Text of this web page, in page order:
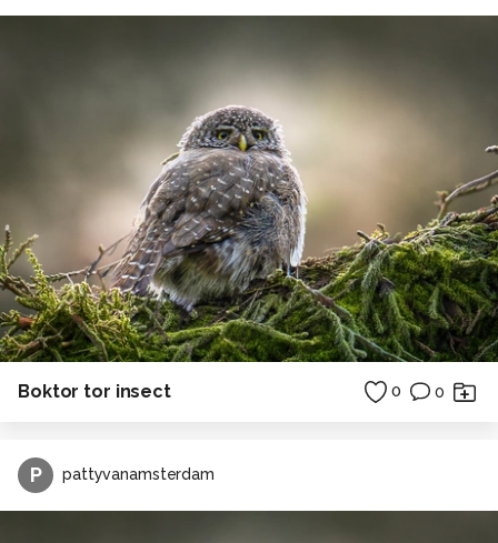
Boktor tor insect 0 0
P pattyvanamsterdam